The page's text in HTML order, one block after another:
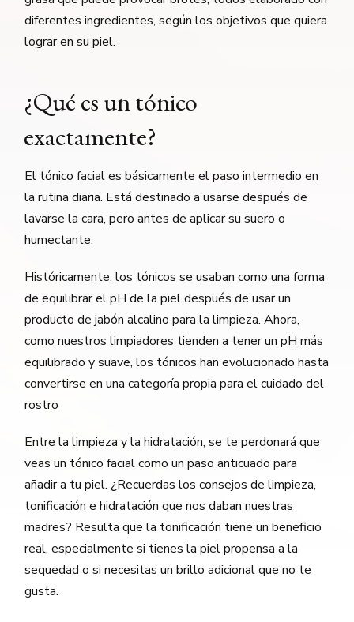
diferentes ingredientes, según los objetivos que quiera
lograr en su piel.
¿Qué es un tónico
exactamente?
El tónico facial es básicamente el paso intermedio en
la rutina diaria. Está destinado a usarse después de
lavarse la cara, pero antes de aplicar su suero o
humectante.
Históricamente, los tónicos se usaban como una forma
de equilibrar el pH de la piel después de usar un
producto de jabón alcalino para la limpieza. Ahora,
como nuestros limpiadores tienden a tener un pH más
equilibrado y suave, los tónicos han evolucionado hasta
convertirse en una categoría propia para el cuidado del
rostro
Entre la limpieza y la hidratación, se te perdonará que
veas un tónico facial como un paso anticuado para
añadir a tu piel. ¿Recuerdas los consejos de limpieza,
tonificación e hidratación que nos daban nuestras
madres? Resulta que la tonificación tiene un beneficio
real, especialmente si tienes la piel propensa a la
sequedad o si necesitas un brillo adicional que no te
gusta.